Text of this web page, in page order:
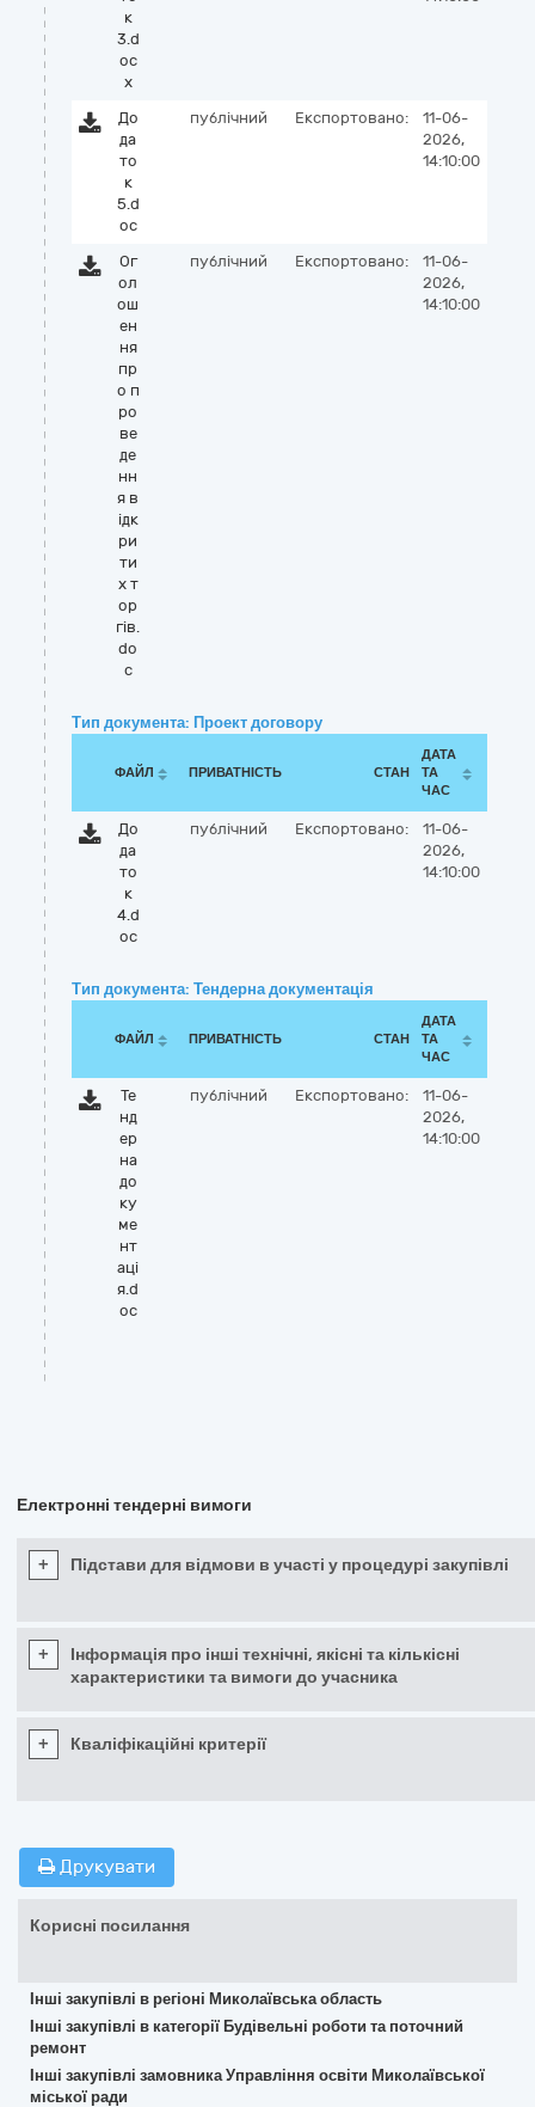
к
3.d
oc
x
До
да
то
к
5.d
oc
публічний Експортовано:
11-06-
2026,
14:10:00
Ог
ол
ош
ен
ня
пр
о п
ро
ве
де
нн
я в
ідк
ри
ти
х т
ор
гів.
do
c
публічний Експортовано:
11-06-
2026,
14:10:00
Тип документа: Проект договору
ФАЙЛ ПРИВАТНІСТЬ СТАН
ДАТА
ТА
ЧАС
До
да
то
к
4.d
oc
публічний Експортовано:
11-06-
2026,
14:10:00
Тип документа: Тендерна документація
ФАЙЛ ПРИВАТНІСТЬ СТАН
ДАТА
ТА
ЧАС
Те
нд
ер
на
до
ку
ме
нт
ацi
я.d
oc
публічний Експортовано:
11-06-
2026,
14:10:00
Електронні тендерні вимоги
+ Підстави для відмови в участі у процедурі закупівлі
+
Інформація про інші технічні, якісні та кількісні
характеристики та вимоги до учасника
+ Кваліфікаційні критерії
Друкувати
Корисні посилання
Інші закупівлі в регіоні Миколаївська область
Інші закупівлі в категорії Будівельні роботи та поточний
ремонт
Інші закупівлі замовника Управління освіти Миколаївської
міської ради